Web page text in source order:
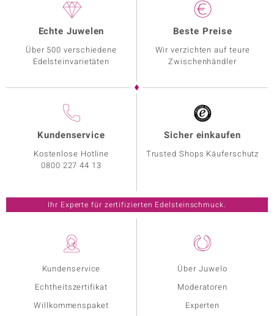
Kundenservice
Echtheitszertifikat
Willkommenspaket
Über Juwelo
Moderatoren
Experten
Echte Juwelen
Über 500 verschiedene
Edelsteinvarietäten
Beste Preise
Wir verzichten auf teure
Zwischenhändler
Kundenservice
Kostenlose Hotline
0800 227 44 13
Sicher einkaufen
Trusted Shops Käuferschutz
Ihr Experte für zertifizierten Edelsteinschmuck.